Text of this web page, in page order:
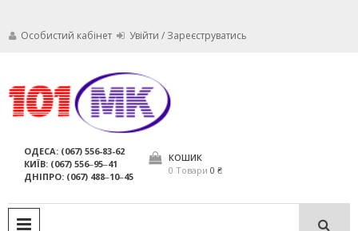
Особистий кабінет Увійти / Зареєструватись
компанія МАРКО
використання за призначенням.
ОДЕСА: (067) 556-83-62
КИЇВ: (067) 556‒95‒41
ДНІПРО: (067) 488‒10‒45
КОШИК
0 Товари 0 ₴